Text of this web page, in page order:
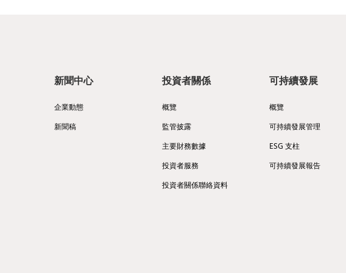
新聞中心
企業動態
新聞稿
投資者關係
概覽
監管披露
主要財務數據
投資者服務
投資者關係聯絡資料
可持續發展
概覽
可持續發展管理
ESG 支柱
可持續發展報告